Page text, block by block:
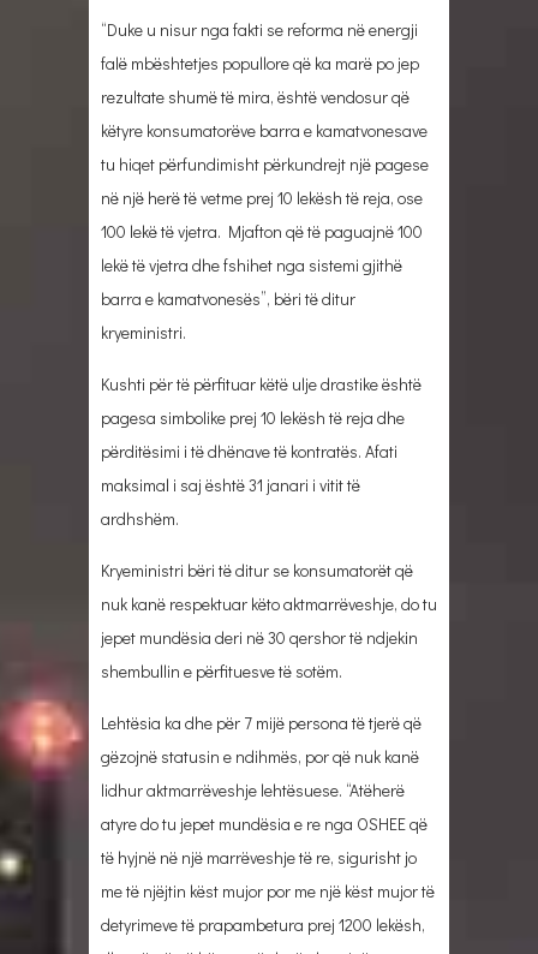
“Duke u nisur nga fakti se reforma në energji
falë mbështetjes popullore që ka marë po jep
rezultate shumë të mira, është vendosur që
këtyre konsumatorëve barra e kamatvonesave
tu hiqet përfundimisht përkundrejt një pagese
në një herë të vetme prej 10 lekësh të reja, ose
100 lekë të vjetra. Mjafton që të paguajnë 100
lekë të vjetra dhe fshihet nga sistemi gjithë
barra e kamatvonesës”, bëri të ditur
kryeministri.
Kushti për të përfituar këtë ulje drastike është
pagesa simbolike prej 10 lekësh të reja dhe
përditësimi i të dhënave të kontratës. Afati
maksimal i saj është 31 janari i vitit të
ardhshëm.
Kryeministri bëri të ditur se konsumatorët që
nuk kanë respektuar këto aktmarrëveshje, do tu
jepet mundësia deri në 30 qershor të ndjekin
shembullin e përfituesve të sotëm.
Lehtësia ka dhe për 7 mijë persona të tjerë që
gëzojnë statusin e ndihmës, por që nuk kanë
lidhur aktmarrëveshje lehtësuese. “Atëherë
atyre do tu jepet mundësia e re nga OSHEE që
të hyjnë në një marrëveshje të re, sigurisht jo
me të njëjtin këst mujor por me një këst mujor të
detyrimeve të prapambetura prej 1200 lekësh,